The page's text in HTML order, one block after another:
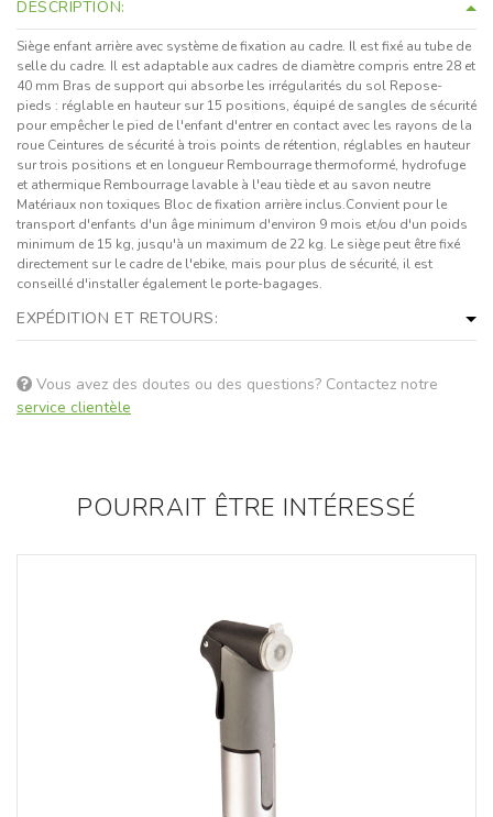
DESCRIPTION:
Siège enfant arrière avec système de fixation au cadre. Il est fixé au tube de
selle du cadre. Il est adaptable aux cadres de diamètre compris entre 28 et
40 mm Bras de support qui absorbe les irrégularités du sol Repose-
pieds : réglable en hauteur sur 15 positions, équipé de sangles de sécurité
pour empêcher le pied de l'enfant d'entrer en contact avec les rayons de la
roue Ceintures de sécurité à trois points de rétention, réglables en hauteur
sur trois positions et en longueur Rembourrage thermoformé, hydrofuge
et athermique Rembourrage lavable à l'eau tiède et au savon neutre
Matériaux non toxiques Bloc de fixation arrière inclus.Convient pour le
transport d'enfants d'un âge minimum d'environ 9 mois et/ou d'un poids
minimum de 15 kg, jusqu'à un maximum de 22 kg. Le siège peut être fixé
directement sur le cadre de l'ebike, mais pour plus de sécurité, il est
conseillé d'installer également le porte-bagages.
EXPÉDITION ET RETOURS:
Vous avez des doutes ou des questions? Contactez notre
service clientèle
POURRAIT ÊTRE INTÉRESSÉ